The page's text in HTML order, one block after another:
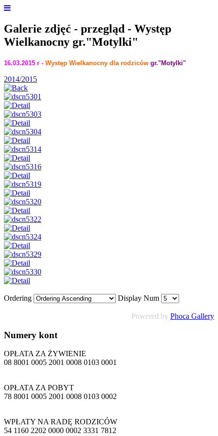
Galerie zdjęć - przegląd - Występ
Wielkanocny gr."Motylki"
16.03.2015 r - Występ Wielkanocny dla rodziców gr."Motylki"
2014/2015
Ordering Display Num
Powered by Phoca Gallery
Numery kont
OPŁATA ZA ŻYWIENIE
08 8001 0005 2001 0008 0103 0001
OPŁATA ZA POBYT
78 8001 0005 2001 0008 0103 0002
WPŁATY NA RADĘ RODZICÓW
54 1160 2202 0000 0002 3331 7812